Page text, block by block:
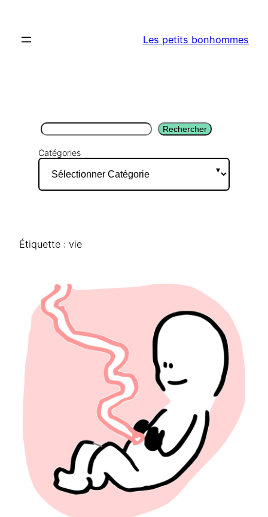
contenu
Les petits bonhommes
Rechercher Rechercher
Catégories
Étiquette : vie